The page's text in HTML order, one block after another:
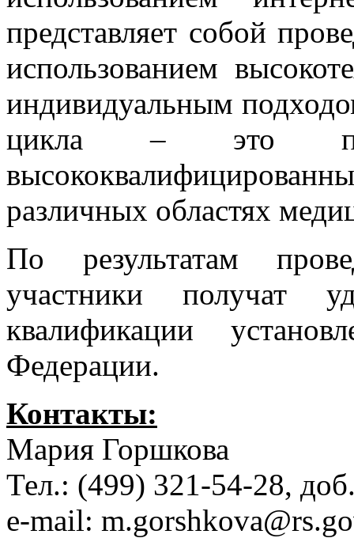
представляет собой
использованием
индивидуальным
цикла – это
различных областях
По результатам
участники получат
квалификации
Федерации.
Контакты:
Мария Горшкова
Тел.: (499) 321-54-28,
e-mail: